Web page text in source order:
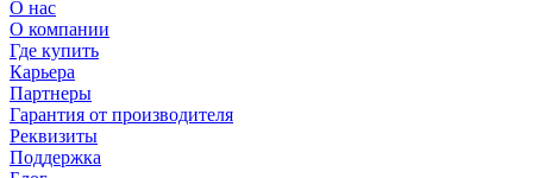
О нас
О компании
Где купить
Карьера
Партнеры
Гарантия от производителя
Реквизиты
Поддержка